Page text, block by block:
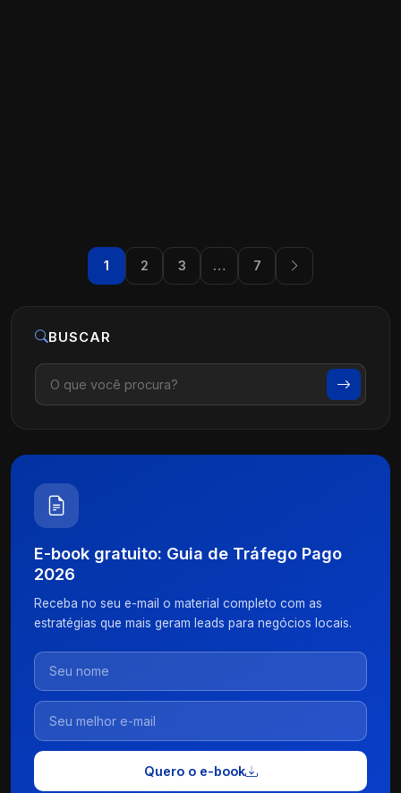
1 2 3 … 7
BUSCAR
E-book gratuito: Guia de Tráfego Pago
2026
Receba no seu e-mail o material completo com as
estratégias que mais geram leads para negócios locais.
Quero o e-book